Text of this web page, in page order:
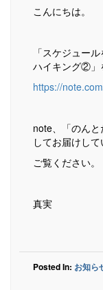
こんにちは。
「スケジュー
ハイキング②」
https://
note、「のん
してお届けして
ご覧ください。
真実
Posted In: お知ら